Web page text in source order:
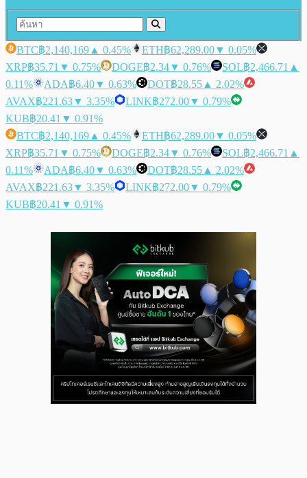
BTC฿2,140,169 ▲ 0.45% ETH฿62,289.00▼ 0.05%
XRP฿35.71 ▼ 0.75% DOGE฿2.34▼ 0.76% SOL฿2,466.71 ▲
0.11%
ADA฿6.40▼ 0.63% DOT฿28.55 ▲ 2.02%
AVAX฿221.63▼ 3.35% LINK฿272.00▼ 0.79%
KUB฿20.41 ▼ 0.91%
BTC฿2,140,169 ▲ 0.45% ETH฿62,289.00▼ 0.05%
XRP฿35.71 ▼ 0.75% DOGE฿2.34▼ 0.76% SOL฿2,466.71 ▲
0.11%
ADA฿6.40▼ 0.63% DOT฿28.55 ▲ 2.02%
AVAX฿221.63▼ 3.35% LINK฿272.00▼ 0.79%
KUB฿20.41 ▼ 0.91%